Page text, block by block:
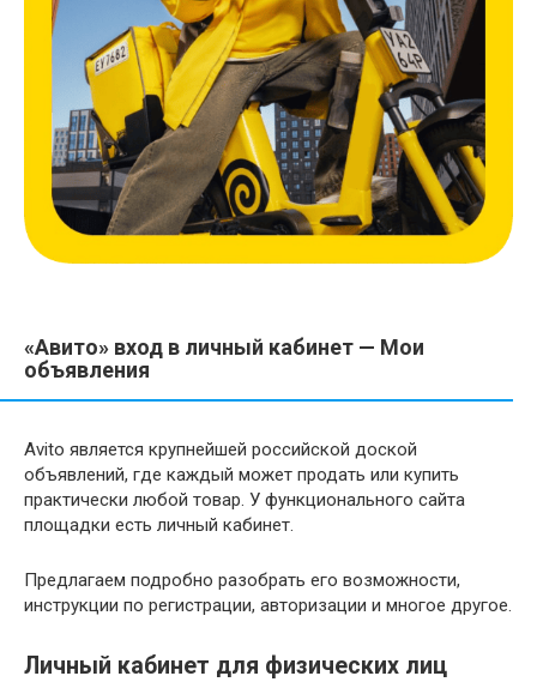
«Авито» вход в личный кабинет — Мои
объявления
Avito является крупнейшей российской доской
объявлений, где каждый может продать или купить
практически любой товар. У функционального сайта
площадки есть личный кабинет.
Предлагаем подробно разобрать его возможности,
инструкции по регистрации, авторизации и многое другое.
Личный кабинет для физических лиц